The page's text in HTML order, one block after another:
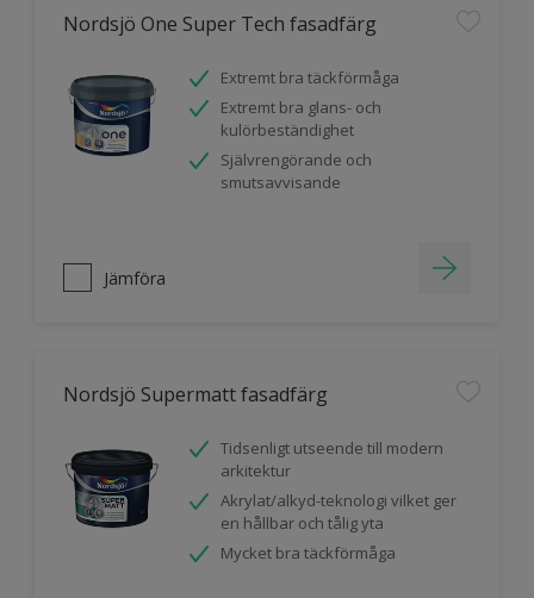
Nordsjö One Super Tech fasadfärg
Extremt bra täckförmåga
Extremt bra glans- och
kulörbeständighet
Självrengörande och
smutsavvisande
Jämföra
Nordsjö Supermatt fasadfärg
Tidsenligt utseende till modern
arkitektur
Akrylat/alkyd-teknologi vilket ger
en hållbar och tålig yta
Mycket bra täckförmåga